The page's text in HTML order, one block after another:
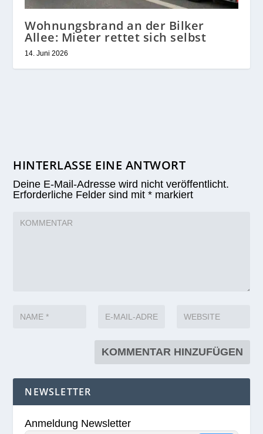
Wohnungsbrand an der Bilker
Allee: Mieter rettet sich selbst
14. Juni 2026
HINTERLASSE EINE ANTWORT
Deine E-Mail-Adresse wird nicht veröffentlicht.
Erforderliche Felder sind mit* markiert
NEWSLETTER
Anmeldung Newsletter